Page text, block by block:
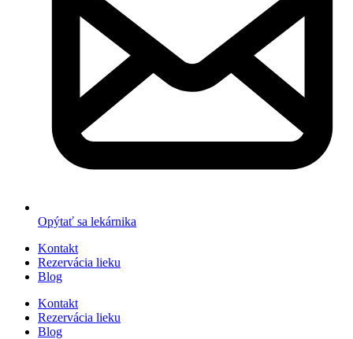
Opýtať sa lekárnika
Kontakt
Rezervácia lieku
Blog
Kontakt
Rezervácia lieku
Blog